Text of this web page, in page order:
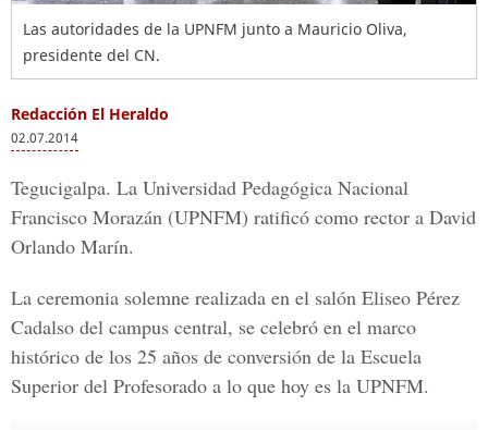
Las autoridades de la UPNFM junto a Mauricio Oliva,
presidente del CN.
Redacción El Heraldo
02.07.2014
Tegucigalpa. La Universidad Pedagógica Nacional
Francisco Morazán (UPNFM) ratificó como rector a David
Orlando Marín.
La ceremonia solemne realizada en el salón Eliseo Pérez
Cadalso del campus central, se celebró en el marco
histórico de los 25 años de conversión de la Escuela
Superior del Profesorado a lo que hoy es la UPNFM.